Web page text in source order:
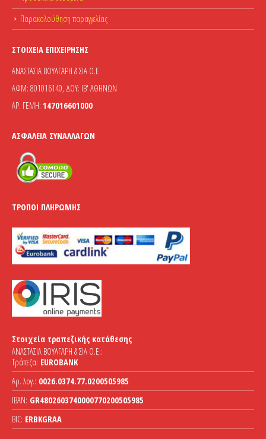
Παρακολούθηση παραγγελίας
ΣΤΟΙΧΕΊΑ ΕΠΙΧΕΊΡΗΣΗΣ
ΑΝΑΣΤΑΣΙΑ ΒΟΥΛΓΑΡΗ & ΣΙΑ Ο.Ε
ΑΦΜ: 801016140, ΔΟΥ: ΙΒ' ΑΘΗΝΩΝ
ΑΡ. ΓΕΜΗ: 147016601000
ΑΣΦΆΛΕΙΑ ΣΥΝΑΛΛΑΓΏΝ
ΤΡΌΠΟΙ ΠΛΗΡΩΜΉΣ
Στοιχεία τραπεζικής κατάθεσης
ΑΝΑΣΤΑΣΙΑ ΒΟΥΛΓΑΡΗ & ΣΙΑ Ο.Ε.:
Τράπεζα: EUROBANK
Αρ. λογ.: 0026.0374.77.0200505985
IBAN: GR4802603740000770200505985
BIC: ERBKGRAA